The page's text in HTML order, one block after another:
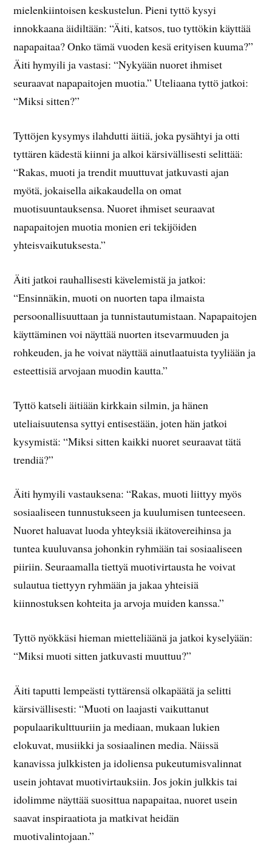
mielenkiintoisen keskustelun. Pieni tyttö kysyi
innokkaana äidiltään: “Äiti, katsos, tuo tyttökin käyttää
napapaitaa? Onko tämä vuoden kesä erityisen kuuma?”
Äiti hymyili ja vastasi: “Nykyään nuoret ihmiset
seuraavat napapaitojen muotia.” Uteliaana tyttö jatkoi:
“Miksi sitten?”
Tyttöjen kysymys ilahdutti äitiä, joka pysähtyi ja otti
tyttären kädestä kiinni ja alkoi kärsivällisesti selittää:
“Rakas, muoti ja trendit muuttuvat jatkuvasti ajan
myötä, jokaisella aikakaudella on omat
muotisuuntauksensa. Nuoret ihmiset seuraavat
napapaitojen muotia monien eri tekijöiden
yhteisvaikutuksesta.”
Äiti jatkoi rauhallisesti kävelemistä ja jatkoi:
“Ensinnäkin, muoti on nuorten tapa ilmaista
persoonallisuuttaan ja tunnistautumistaan. Napapaitojen
käyttäminen voi näyttää nuorten itsevarmuuden ja
rohkeuden, ja he voivat näyttää ainutlaatuista tyyliään ja
esteettisiä arvojaan muodin kautta.”
Tyttö katseli äitiään kirkkain silmin, ja hänen
uteliaisuutensa syttyi entisestään, joten hän jatkoi
kysymistä: “Miksi sitten kaikki nuoret seuraavat tätä
trendiä?”
Äiti hymyili vastauksena: “Rakas, muoti liittyy myös
sosiaaliseen tunnustukseen ja kuulumisen tunteeseen.
Nuoret haluavat luoda yhteyksiä ikätovereihinsa ja
tuntea kuuluvansa johonkin ryhmään tai sosiaaliseen
piiriin. Seuraamalla tiettyä muotivirtausta he voivat
sulautua tiettyyn ryhmään ja jakaa yhteisiä
kiinnostuksen kohteita ja arvoja muiden kanssa.”
Tyttö nyökkäsi hieman mietteliäänä ja jatkoi kyselyään:
“Miksi muoti sitten jatkuvasti muuttuu?”
Äiti taputti lempeästi tyttärensä olkapäätä ja selitti
kärsivällisesti: “Muoti on laajasti vaikuttanut
populaarikulttuuriin ja mediaan, mukaan lukien
elokuvat, musiikki ja sosiaalinen media. Näissä
kanavissa julkkisten ja idoliensa pukeutumisvalinnat
usein johtavat muotivirtauksiin. Jos jokin julkkis tai
idolimme näyttää suosittua napapaitaa, nuoret usein
saavat inspiraatiota ja matkivat heidän
muotivalintojaan.”